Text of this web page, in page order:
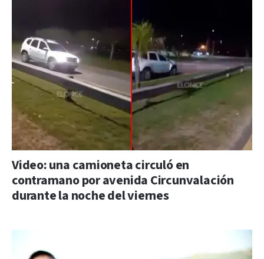
Video: una camioneta circuló en
contramano por avenida Circunvalación
durante la noche del viernes